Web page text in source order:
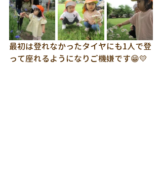
最初は登れなかったタイヤにも1人で登
って座れるようになりご機嫌です😁💛